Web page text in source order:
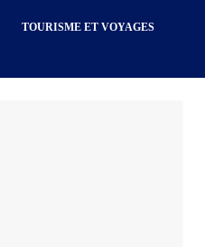
TOURISME ET VOYAGES